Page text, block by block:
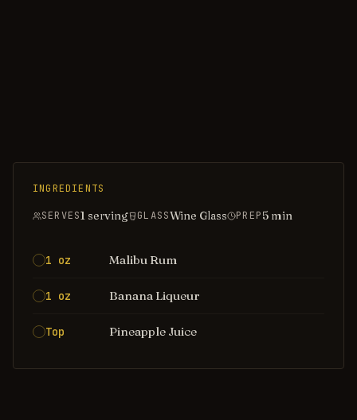
INGREDIENTS
SERVES1 serving GLASSWine Glass PREP5 min
1 oz Malibu Rum
1 oz Banana Liqueur
Top Pineapple Juice